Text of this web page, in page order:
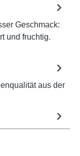
Geschmack:
und fruchtig.
aus der